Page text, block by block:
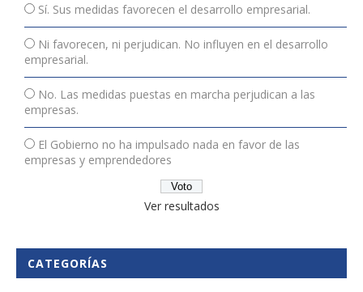
Sí. Sus medidas favorecen el desarrollo empresarial.
Ni favorecen, ni perjudican. No influyen en el desarrollo
empresarial.
No. Las medidas puestas en marcha perjudican a las
empresas.
El Gobierno no ha impulsado nada en favor de las
empresas y emprendedores
Ver resultados
CATEGORÍAS